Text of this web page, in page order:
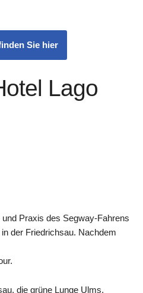
Sie hier
Lago
Praxis des Segway-Fahrens
der Friedrichsau. Nachdem
die grüne Lunge Ulms,